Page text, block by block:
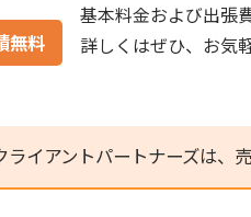
無料
基本料金および出張
詳しくはぜひ、お気
ライアントパートナーズは、